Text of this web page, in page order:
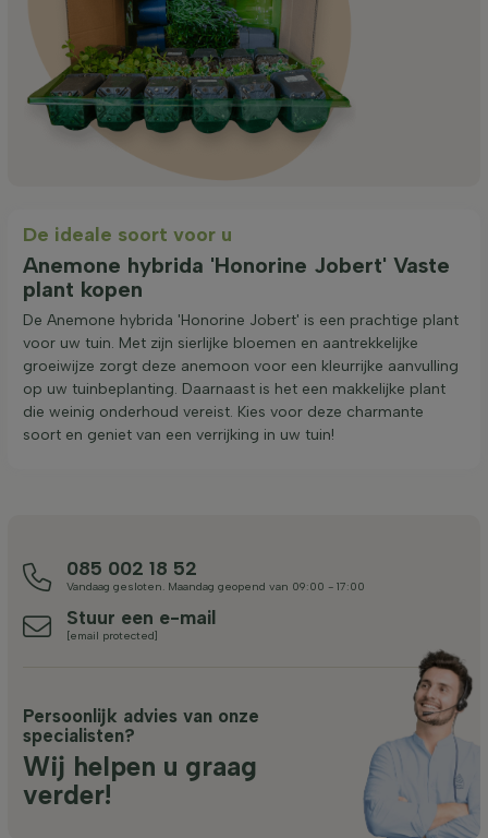
De ideale soort voor u
Anemone hybrida 'Honorine Jobert' Vaste
plant kopen
De Anemone hybrida 'Honorine Jobert' is een prachtige plant
voor uw tuin. Met zijn sierlijke bloemen en aantrekkelijke
groeiwijze zorgt deze anemoon voor een kleurrijke aanvulling
op uw tuinbeplanting. Daarnaast is het een makkelijke plant
die weinig onderhoud vereist. Kies voor deze charmante
soort en geniet van een verrijking in uw tuin!
085 002 18 52
Vandaag gesloten. Maandag geopend van 09:00 - 17:00
Stuur een e-mail
[email protected]
Persoonlijk advies van onze
specialisten?
Wij helpen u graag
verder!